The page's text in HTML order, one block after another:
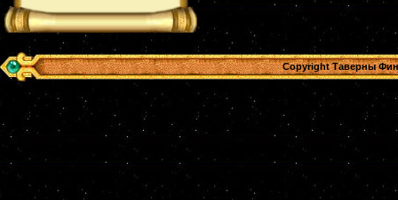
Copyright Таверны